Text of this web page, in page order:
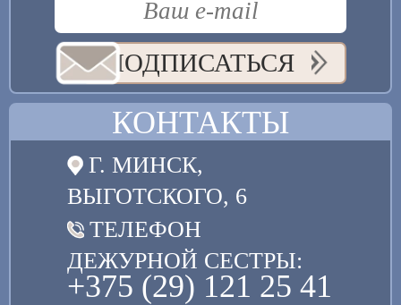
ПОДПИСАТЬСЯ
КОНТАКТЫ
Г. МИНСК,
ВЫГОТСКОГО, 6
ТЕЛЕФОН
ДЕЖУРНОЙ СЕСТРЫ:
+375 (29) 121 25 41